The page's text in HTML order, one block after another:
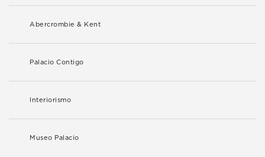
Abercrombie & Kent
Palacio Contigo
Interiorismo
Museo Palacio